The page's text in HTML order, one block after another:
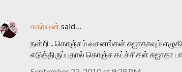
சுதர்ஷன் said…
நன்றி .. கொஞ்சம் வசனங்கள் சுஜாதாவும்
எடுத்திருப்பதால் கொஞ்ச கட்ச்சிகள்